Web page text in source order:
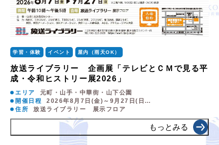
学習・体験 イベント 屋内（雨天OK）
放送ライブラリー 企画展「テレビとＣＭで見る平
成・令和ヒストリー展2026」
エリア
元町・山手・中華街・山下公園
開催日程
2026年8月7日(金)～9月27日(日…
住所
放送ライブラリー 展示フロア
もっとみる